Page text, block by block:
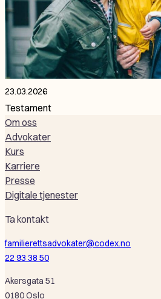
23.03.2026
Testament
Ta kontakt
familierettsadvokater@codex.no
22 93 38 50
Akersgata 51
0180 Oslo
Om oss
Advokater
Kurs
Karriere
Presse
Digitale tjenester